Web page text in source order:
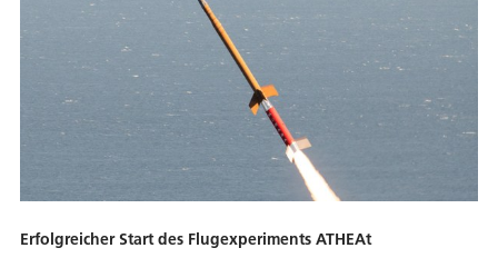
Erfolgreicher Start des Flugexperiments ATHEAt